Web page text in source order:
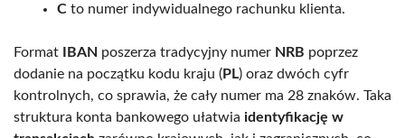
C to numer indywidualnego rachunku klienta.
Format IBAN poszerza tradycyjny numer NRB poprzez
dodanie na początku kodu kraju (PL) oraz dwóch cyfr
kontrolnych, co sprawia, że cały numer ma 28 znaków. Taka
struktura konta bankowego ułatwia identyfikację w